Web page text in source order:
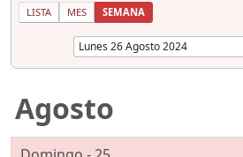
LISTA MES SEMANA
Agosto